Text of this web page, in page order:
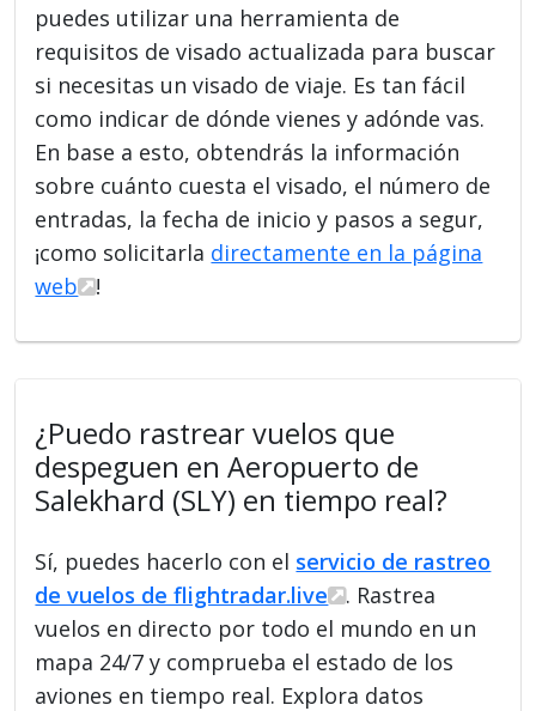
puedes utilizar una herramienta de
requisitos de visado actualizada para buscar
si necesitas un visado de viaje. Es tan fácil
como indicar de dónde vienes y adónde vas.
En base a esto, obtendrás la información
sobre cuánto cuesta el visado, el número de
entradas, la fecha de inicio y pasos a segur,
¡como solicitarla directamente en la página
web
!
¿Puedo rastrear vuelos que
despeguen en Aeropuerto de
Salekhard (SLY) en tiempo real?
Sí, puedes hacerlo con el servicio de rastreo
de vuelos de flightradar.live
. Rastrea
vuelos en directo por todo el mundo en un
mapa 24/7 y comprueba el estado de los
aviones en tiempo real. Explora datos